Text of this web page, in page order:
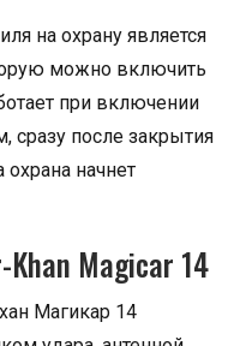
на охрану является
можно включить
при включении
сразу после закрытия
начнет
Khan Magicar 14
Магикар 14